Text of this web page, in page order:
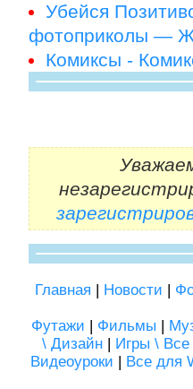
Убейся
фотоприколы —
Комиксы -
Главная | Новости |
Футажи | Фильмы |
\ Дизайн | Игры \ Все
Видеоуроки | Все для